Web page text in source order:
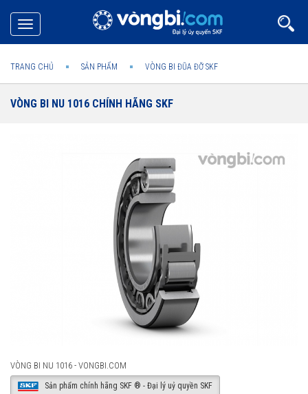
Toggle
navigation
TRANG CHỦ SẢN PHẨM VÒNG BI ĐŨA ĐỠ SKF
VÒNG BI NU 1016 CHÍNH HÃNG SKF
VÒNG BI NU 1016 - VONGBI.COM
Sản phẩm chính hãng SKF ® - Đại lý uỷ quyền SKF